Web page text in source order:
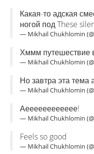
Какая-то адская
ногой под These
— Mikhail Chukhlomin
Хммм путешествие
— Mikhail Chukhlomin
Но завтра эта тема
— Mikhail Chukhlomin
Аееееееееееее!
— Mikhail Chukhlomin
Feels so good
— Mikhail Chukhlomin